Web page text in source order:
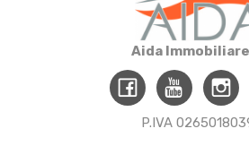
Aida
P.IVA